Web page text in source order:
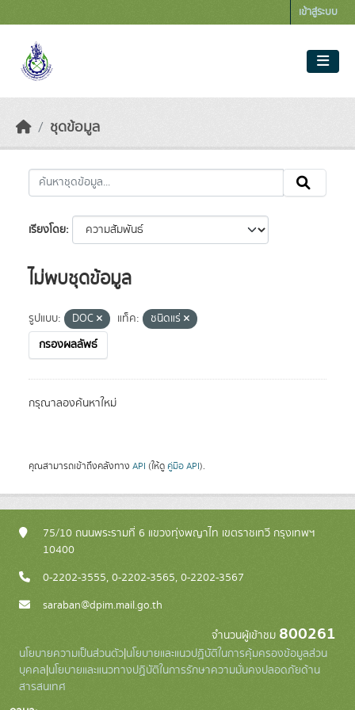
เข้าสู่ระบบ
ชุดข้อมูล
เรียงโดย
ไม่พบชุดข้อมูล
รูปแบบ: DOC แท็ค:
ชนิดแร่
กรองผลลัพธ์
กรุณาลองค้นหาใหม่
คุณสามารถเข้าถึงคลังทาง API (ให้ดู คู่มือ API).
75/10 ถนนพระรามที่ 6 แขวงทุ่งพญาไท เขตราชเทวี กรุงเทพฯ
10400
0-2202-3555, 0-2202-3565, 0-2202-3567
saraban@dpim.mail.go.th
จำนวนผู้เข้าชม 800261
นโยบายความเป็นส่วนตัว|นโยบายและแนวปฏิบัติในการคุ้มครองข้อมูลส่วน
บุคคล|นโยบายและแนวทางปฏิบัติในการรักษาความมั่นคงปลอดภัยด้าน
สารสนเทศ